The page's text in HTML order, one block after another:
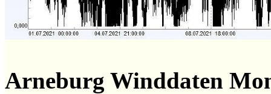
Arneburg Winddaten